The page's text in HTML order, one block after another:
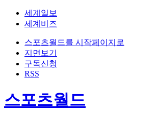
세계일보
세계비즈
스포츠월드를 시작페이지로
지면보기
구독신청
RSS
스포츠월드